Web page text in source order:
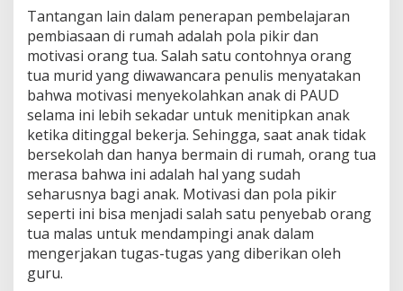
Tantangan lain dalam penerapan pembelajaran
pembiasaan di rumah adalah pola pikir dan
motivasi orang tua. Salah satu contohnya orang
tua murid yang diwawancara penulis menyatakan
bahwa motivasi menyekolahkan anak di PAUD
selama ini lebih sekadar untuk menitipkan anak
ketika ditinggal bekerja. Sehingga, saat anak tidak
bersekolah dan hanya bermain di rumah, orang tua
merasa bahwa ini adalah hal yang sudah
seharusnya bagi anak. Motivasi dan pola pikir
seperti ini bisa menjadi salah satu penyebab orang
tua malas untuk mendampingi anak dalam
mengerjakan tugas-tugas yang diberikan oleh
guru.